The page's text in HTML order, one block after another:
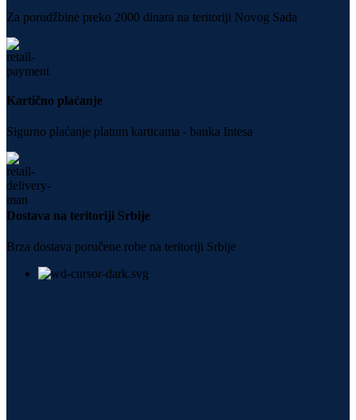
Za porudžbine preko 2000 dinara na teritoriji Novog Sada
Kartično plaćanje
Sigurno plaćanje platnm karticama - banka Intesa
Dostava na teritoriji Srbije
Brza dostava poručene robe na teritoriji Srbije